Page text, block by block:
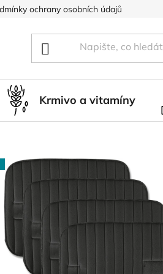
ochrany osobních údajů
Krmivo a vitamíny